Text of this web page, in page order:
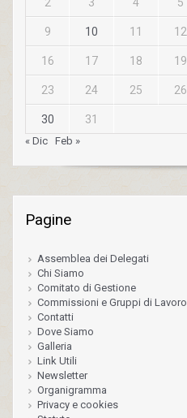
9 10 11 12
16 17 18 19
23 24 25 26
30 31
« Dic Feb »
Pagine
Assemblea dei Delegati
Chi Siamo
Comitato di Gestione
Commissioni e Gruppi di Lavoro
Contatti
Dove Siamo
Galleria
Link Utili
Newsletter
Organigramma
Privacy e cookies